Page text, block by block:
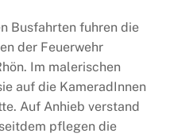
Busfahrten fuhren die
der Feuerwehr
Im malerischen
auf die KameradInnen
Auf Anhieb verstand
pflegen die